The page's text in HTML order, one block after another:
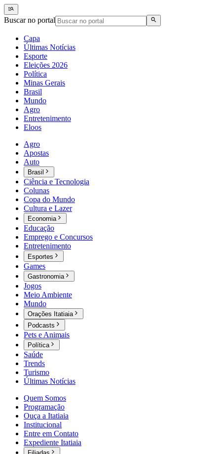
Buscar no portal
Capa
Últimas Notícias
Esporte
Eleições 2026
Política
Minas Gerais
Brasil
Mundo
Agro
Entretenimento
Eloos
Agro
Apostas
Auto
Brasil
Ciência e Tecnologia
Colunas
Copa do Mundo
Cultura e Lazer
Economia
Educação
Emprego e Concursos
Entretenimento
Esportes
Games
Gastronomia
Jogos
Meio Ambiente
Mundo
Orações Itatiaia
Podcasts
Pets e Animais
Política
Saúde
Trends
Turismo
Últimas Notícias
Quem Somos
Programação
Ouça a Itatiaia
Institucional
Entre em Contato
Expediente Itatiaia